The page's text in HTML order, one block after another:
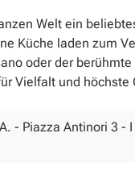
Welt ein
Küche laden zum
oder der berühmte
Vielfalt und höchste
- Piazza Antinori 3 -